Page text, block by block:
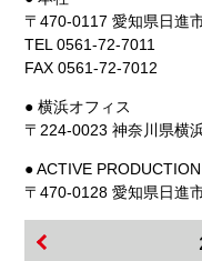
〒470-0117 愛知県日進
TEL 0561-72-7011
FAX 0561-72-7012
● 横浜オフィス
〒224-0023 神奈川県横
● ACTIVE
〒470-0128 愛知県日進